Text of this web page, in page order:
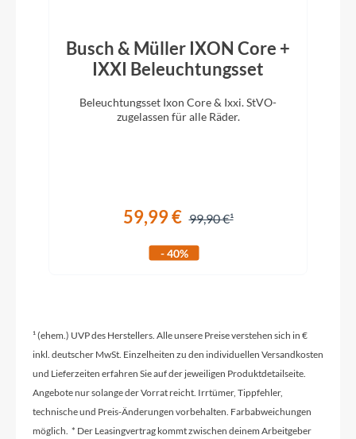
SHIMANO Altus RD-M2000
Rahmenmaterial
SHIMANO FC-MT101C 40/30/22T
Kassette
Lenker
STYX Riserbar
Farbe
Busch & Müller IXON Core +
IXXI Beleuchtungsset
Beleuchtungsset Ixon Core & Ixxi. StVO-
zugelassen für alle Räder.
59,99 € 99,90 €
- 40%
¹ (ehem.) UVP des Herstellers. Alle unsere Preise verstehen sich in €
inkl. deutscher MwSt. Einzelheiten zu den individuellen Versandkosten
und Lieferzeiten erfahren Sie auf der jeweiligen Produktdetailseite.
Angebote nur solange der Vorrat reicht. Irrtümer, Tippfehler,
technische und Preis-Änderungen vorbehalten. Farbabweichungen
möglich. * Der Leasingvertrag kommt zwischen deinem Arbeitgeber